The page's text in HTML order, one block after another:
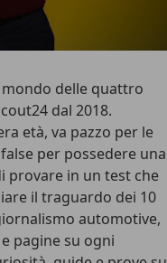
delle quattro
dal 2018.
età, va pazzo per le
per possedere una
provare in un test che
il traguardo dei 10
automotive,
pagine su ogni